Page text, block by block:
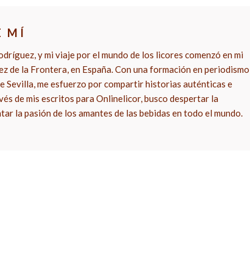
MÍ
y mi viaje por el mundo de los licores comenzó en mi
de la Frontera, en España. Con una formación en periodismo
Sevilla, me esfuerzo por compartir historias auténticas e
de mis escritos para Onlinelicor, busco despertar la
la pasión de los amantes de las bebidas en todo el mundo.